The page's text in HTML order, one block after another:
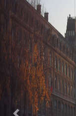
Previous